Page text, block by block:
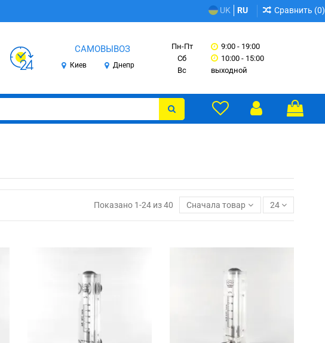
UK RU Сравнить (0)
САМОВЫВОЗ
Киев Днепр
Пн-Пт
Сб
Вс
9:00 - 19:00
10:00 - 15:00
выходной
Показано 1-24 из 40 Сначала товары в наличии
24